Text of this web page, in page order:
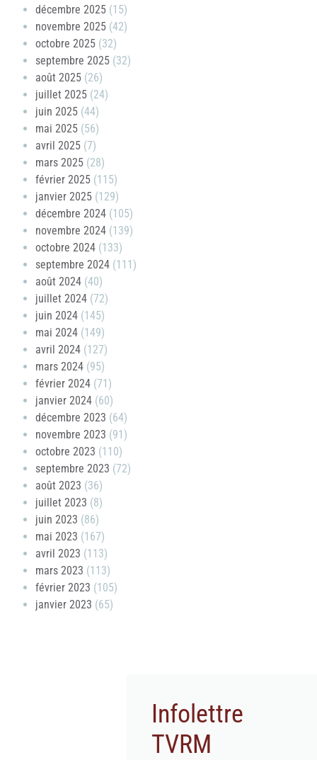
décembre 2025 (15)
novembre 2025 (42)
octobre 2025 (32)
septembre 2025 (32)
août 2025 (26)
juillet 2025 (24)
juin 2025 (44)
mai 2025 (56)
avril 2025 (7)
mars 2025 (28)
février 2025 (115)
janvier 2025 (129)
décembre 2024 (105)
novembre 2024 (139)
octobre 2024 (133)
septembre 2024 (111)
août 2024 (40)
juillet 2024 (72)
juin 2024 (145)
mai 2024 (149)
avril 2024 (127)
mars 2024 (95)
février 2024 (71)
janvier 2024 (60)
décembre 2023 (64)
novembre 2023 (91)
octobre 2023 (110)
septembre 2023 (72)
août 2023 (36)
juillet 2023 (8)
juin 2023 (86)
mai 2023 (167)
avril 2023 (113)
mars 2023 (113)
février 2023 (105)
janvier 2023 (65)
Infolettre
TVRM